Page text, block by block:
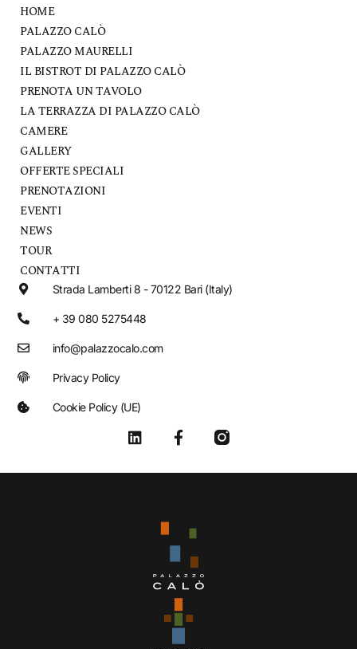
HOME
PALAZZO CALÒ
PALAZZO MAURELLI
IL BISTROT DI PALAZZO CALÒ
PRENOTA UN TAVOLO
LA TERRAZZA DI PALAZZO CALÒ
CAMERE
GALLERY
OFFERTE SPECIALI
PRENOTAZIONI
EVENTI
NEWS
TOUR
CONTATTI
Strada Lamberti 8 - 70122 Bari (Italy)
+ 39 080 5275448
info@palazzocalo.com
Privacy Policy
Cookie Policy (UE)